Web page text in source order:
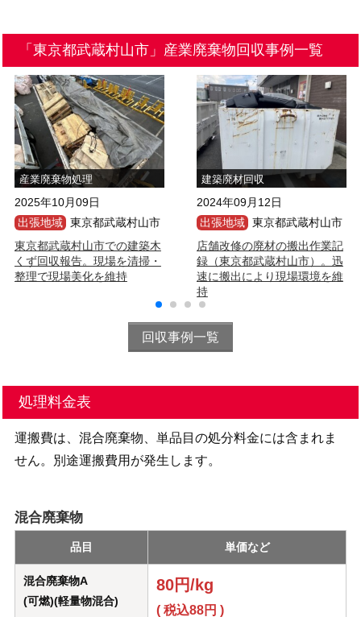
「東京都武蔵村山市」産業廃棄物回収事例一覧
産業廃棄物処理
2025年10月09日
出張地域 東京都武蔵村山市
東京都武蔵村山市での建築木
くず回収報告。現場を清掃・
整理で現場美化を維持
建築廃材回収
2024年09月12日
出張地域 東京都武蔵村山市
店舗改修の廃材の搬出作業記
録（東京都武蔵村山市）。迅
速に搬出により現場環境を維
持
回収事例一覧
処理料金表
運搬費は、混合廃棄物、単品目の処分料金には含まれま
せん。別途運搬費用が発生します。
混合廃棄物
品目 単価など
混合廃棄物A
(可燃)(軽量物混合)
80円/kg
( 税込88円 )